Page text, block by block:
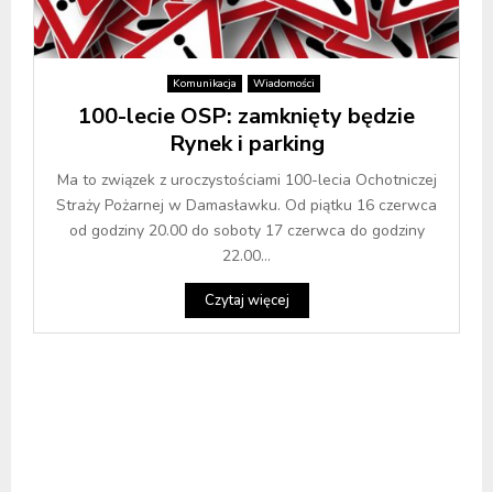
Komunikacja Wiadomości
100-lecie OSP: zamknięty będzie
Rynek i parking
Ma to związek z uroczystościami 100-lecia Ochotniczej
Straży Pożarnej w Damasławku. Od piątku 16 czerwca
od godziny 20.00 do soboty 17 czerwca do godziny
22.00...
Czytaj więcej